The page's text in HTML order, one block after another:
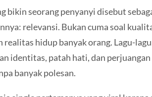
bikin seorang penyanyi disebut
relevansi. Bukan cuma soal
realitas hidup banyak orang. Lagu-
identitas, patah hati, dan
banyak polesan.